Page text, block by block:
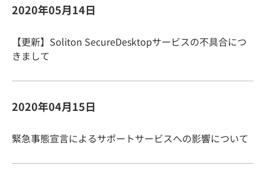
2020年05月14日
【更新】Soliton SecureDesktopサービスの不具合につ
きまして
2020年04月15日
緊急事態宣言によるサポートサービスへの影響について